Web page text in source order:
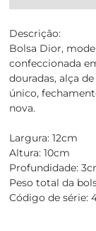
Descrição:
Bolsa Dior,
confeccionada
douradas, alça
único,
nova.
Largura: 12cm
Altura: 10cm
Profundidade:
Peso total da
Código de série: